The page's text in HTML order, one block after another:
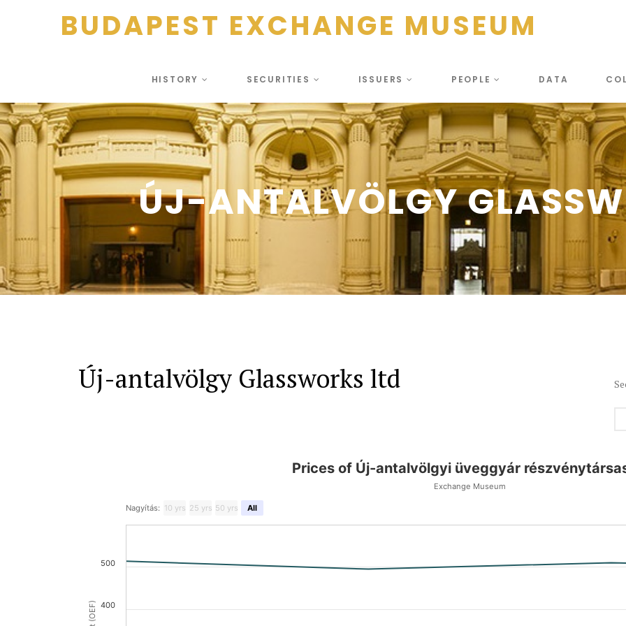
BUDAPEST EXCHANGE MUSEUM
HISTORY SECURITIES ISSUERS PEOPLE DATA
ÚJ-ANTALVÖLGY
Új-antalvölgy Glassworks ltd
Prices of Új-antalvölgyi üveggyár
Exchange Museum
Nagyítás: 10 yrs 25 yrs 50 yrs All
400
500